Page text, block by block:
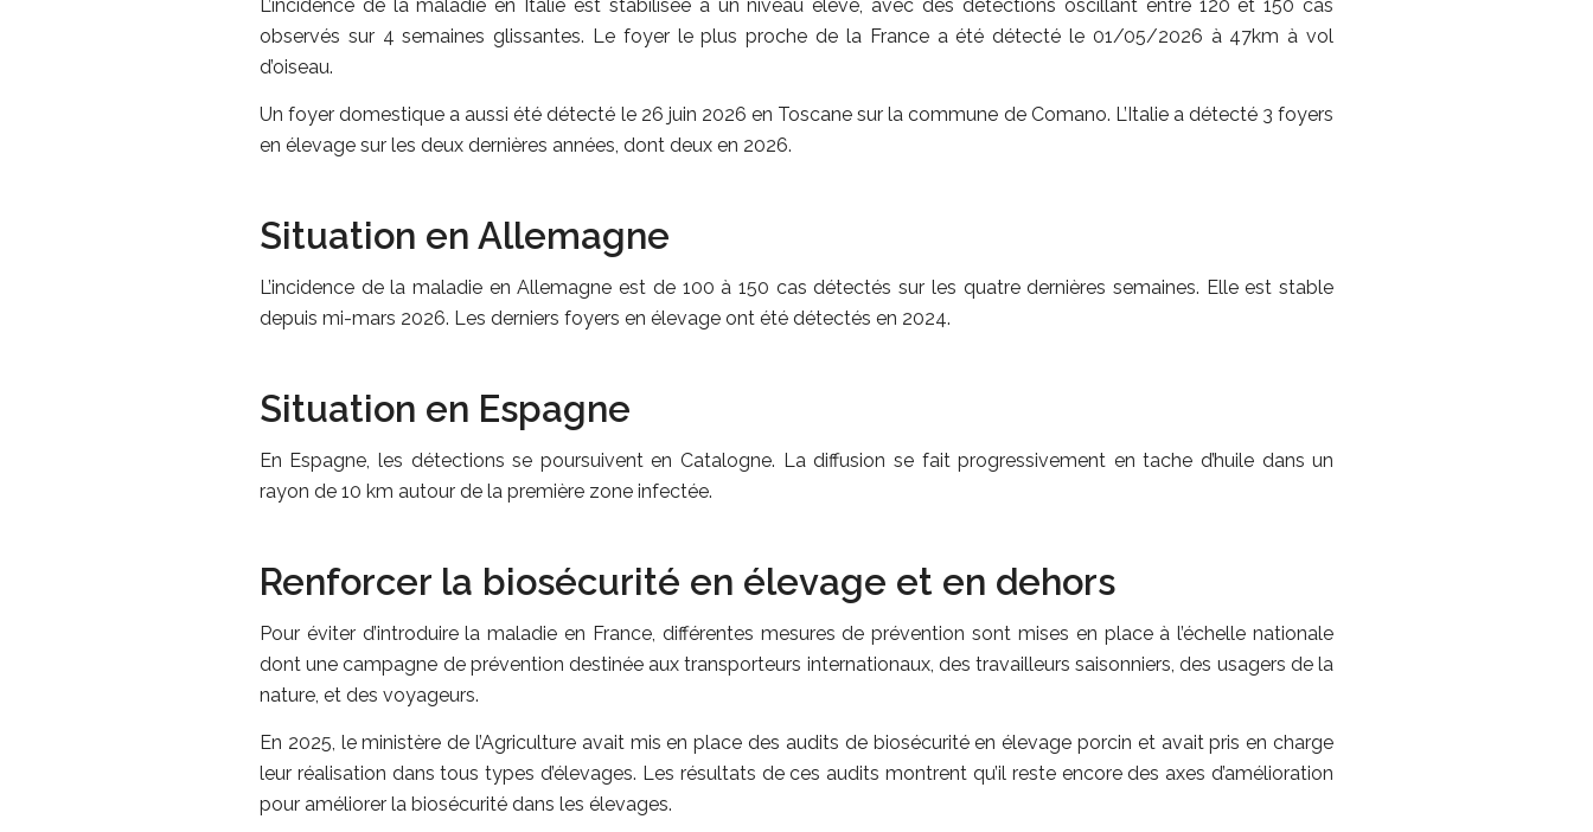
L’incidence de la maladie en Italie est stabilisée à un niveau élevé, avec des détections oscillant entre 120 et 150 cas
observés sur 4 semaines glissantes. Le foyer le plus proche de la France a été détecté le 01/05/2026 à 47km à vol
d’oiseau.
Un foyer domestique a aussi été détecté le 26 juin 2026 en Toscane sur la commune de Comano. L’Italie a détecté 3 foyers
en élevage sur les deux dernières années, dont deux en 2026.
Situation en Allemagne
L’incidence de la maladie en Allemagne est de 100 à 150 cas détectés sur les quatre dernières semaines. Elle est stable
depuis mi-mars 2026. Les derniers foyers en élevage ont été détectés en 2024.
Situation en Espagne
En Espagne, les détections se poursuivent en Catalogne. La diffusion se fait progressivement en tache d’huile dans un
rayon de 10 km autour de la première zone infectée.
Renforcer la biosécurité en élevage et en dehors
Pour éviter d’introduire la maladie en France, différentes mesures de prévention sont mises en place à l’échelle nationale
dont une campagne de prévention destinée aux transporteurs internationaux, des travailleurs saisonniers, des usagers de la
nature, et des voyageurs.
En 2025, le ministère de l’Agriculture avait mis en place des audits de biosécurité en élevage porcin et avait pris en charge
leur réalisation dans tous types d’élevages. Les résultats de ces audits montrent qu’il reste encore des axes d’amélioration
pour améliorer la biosécurité dans les élevages.